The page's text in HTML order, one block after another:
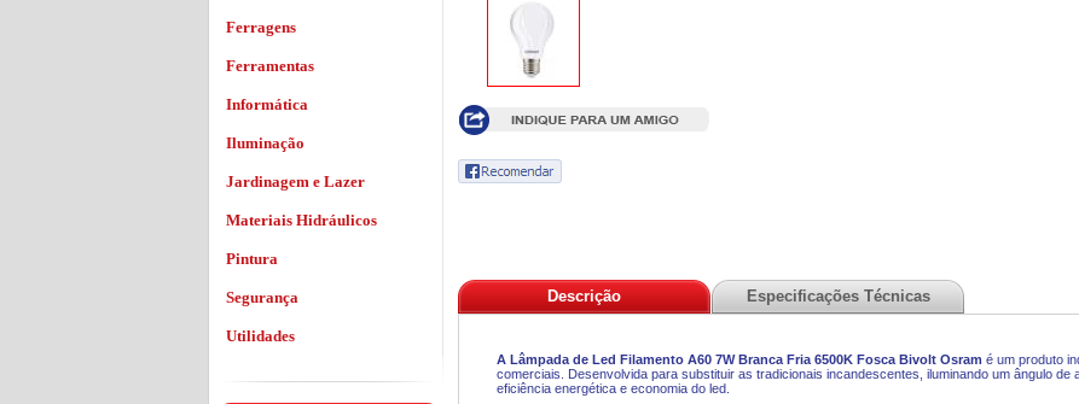
Descrição Especificações Técnicas
A Lâmpada de Led Filamento A60 7W Branca Fria 6500K Fosca Bivolt Osram é um produto
comerciais. Desenvolvida para substituir as tradicionais incandescentes, iluminando um ângulo de
eficiência energética e economia do led.
Ferragens
Ferramentas
Informática
Iluminação
Jardinagem e Lazer
Materiais Hidráulicos
Pintura
Segurança
Utilidades